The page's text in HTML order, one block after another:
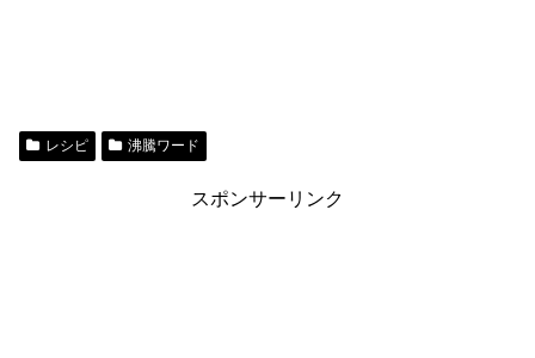
レシピ 沸騰ワード
スポンサーリンク